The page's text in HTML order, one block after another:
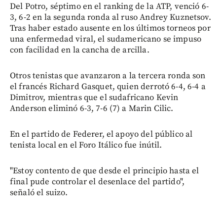
Del Potro, séptimo en el ranking de la ATP, venció 6-
3, 6-2 en la segunda ronda al ruso Andrey Kuznetsov.
Tras haber estado ausente en los últimos torneos por
una enfermedad viral, el sudamericano se impuso
con facilidad en la cancha de arcilla.
Otros tenistas que avanzaron a la tercera ronda son
el francés Richard Gasquet, quien derrotó 6-4, 6-4 a
Dimitrov, mientras que el sudafricano Kevin
Anderson eliminó 6-3, 7-6 (7) a Marin Cilic.
En el partido de Federer, el apoyo del público al
tenista local en el Foro Itálico fue inútil.
"Estoy contento de que desde el principio hasta el
final pude controlar el desenlace del partido",
señaló el suizo.